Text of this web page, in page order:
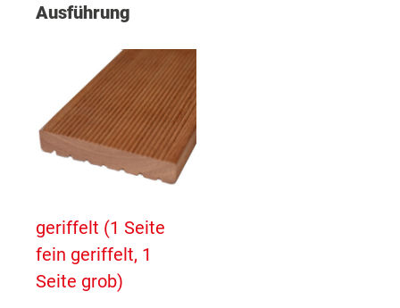
Ausführung
geriffelt (1 Seite
fein geriffelt, 1
Seite grob)